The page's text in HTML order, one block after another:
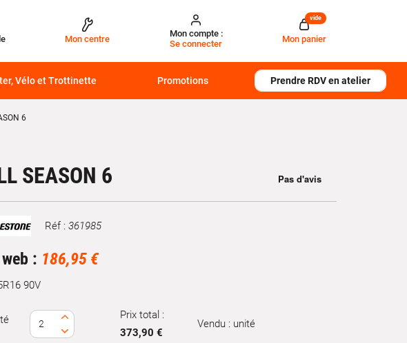
Mon centre
Mon compte :
Se connecter
Mon panier
vide
Vélo et Trottinette Promotions Prendre RDV en atelier
6
SEASON 6
Réf : 361985
: 186,95 €
90V
Prix total :
373,90 €
Vendu : unité